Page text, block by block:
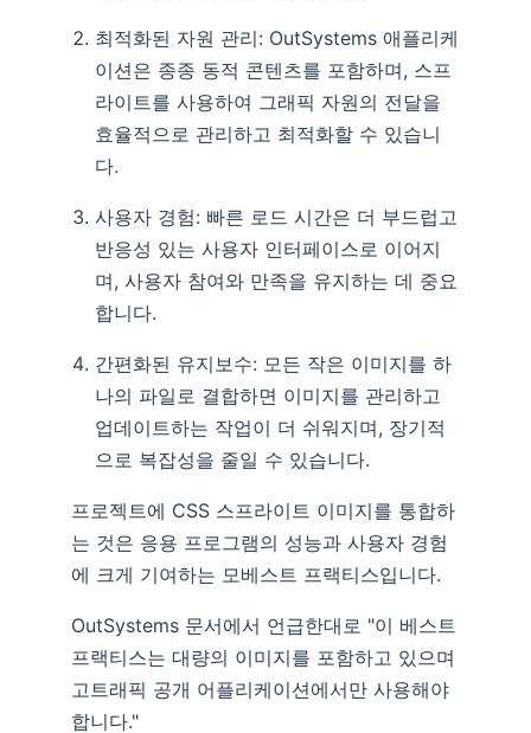
최적화된 자원 관리: OutSystems 애플리케
이션은 종종 동적 콘텐츠를 포함하며, 스프
라이트를 사용하여 그래픽 자원의 전달을
효율적으로 관리하고 최적화할 수 있습니
다.
사용자 경험: 빠른 로드 시간은 더 부드럽고
반응성 있는 사용자 인터페이스로 이어지
며, 사용자 참여와 만족을 유지하는 데 중요
합니다.
간편화된 유지보수: 모든 작은 이미지를 하
나의 파일로 결합하면 이미지를 관리하고
업데이트하는 작업이 더 쉬워지며, 장기적
으로 복잡성을 줄일 수 있습니다.
프로젝트에 CSS 스프라이트 이미지를 통합하
는 것은 응용 프로그램의 성능과 사용자 경험
에 크게 기여하는 모베스트 프랙티스입니다.
OutSystems 문서에서 언급한대로 "이 베스트
프랙티스는 대량의 이미지를 포함하고 있으며
고트래픽 공개 어플리케이션에서만 사용해야
합니다."